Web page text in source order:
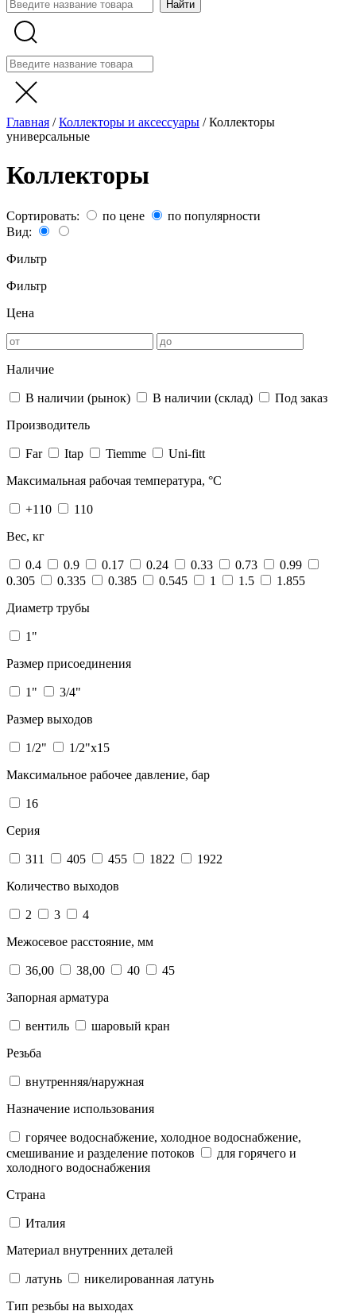
Главная /Коллекторы и аксессуары /Коллекторы
универсальные
Коллекторы
Сортировать: по цене
по популярности
Вид:
Фильтр
Фильтр
Цена
Наличие
В наличии (рынок) В наличии (склад)
Под заказ
Производитель
Far Itap Tiemme
Uni-fitt
Максимальная рабочая температура, °С
+110
110
Вес, кг
0.4 0.9 0.17 0.24 0.33 0.73
0.99
0.305
0.335 0.385 0.545 1 1.5
1.855
Диаметр трубы
1"
Размер присоединения
1"
3/4"
Размер выходов
1/2"
1/2"х15
Максимальное рабочее давление, бар
16
Серия
311 405 455 1822
1922
Количество выходов
2 3
4
Межосевое расстояние, мм
36,00 38,00 40
45
Запорная арматура
вентиль
шаровый кран
Резьба
внутренняя/наружная
Назначение использования
горячее водоснабжение, холодное водоснабжение,
смешивание и разделение потоков
для горячего и
холодного водоснабжения
Страна
Италия
Материал внутренних деталей
латунь
никелированная латунь
Тип резьбы на выходах